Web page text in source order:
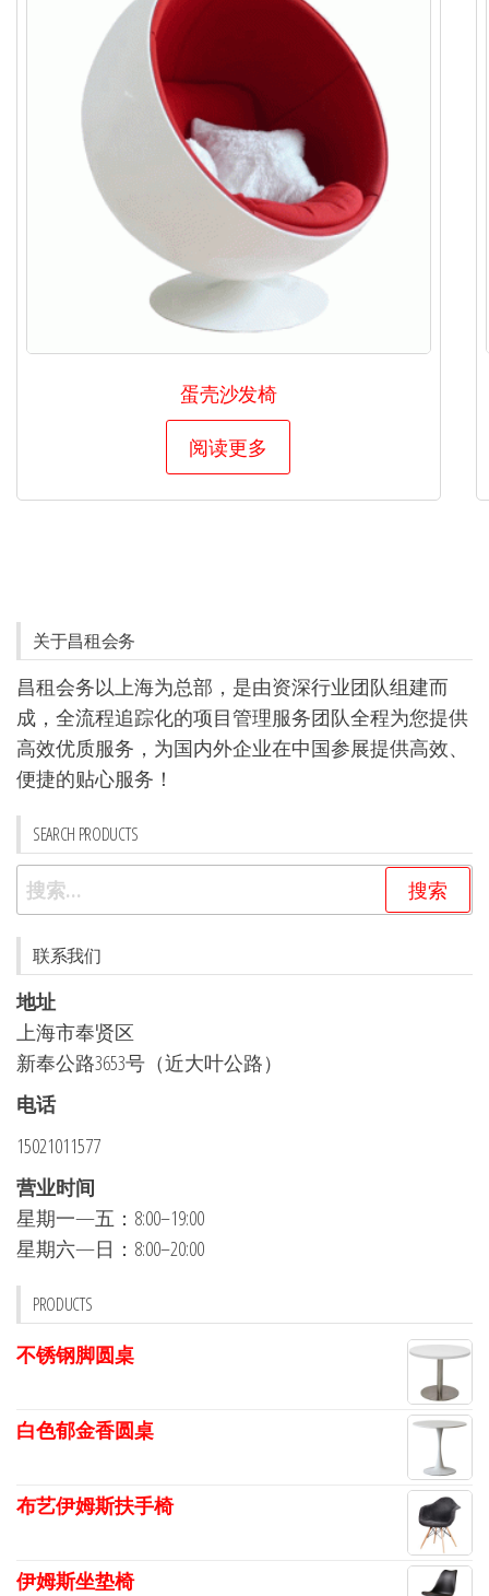
蛋壳沙发椅
阅读更多
关于昌租会务
昌租会务以上海为总部，是由资深行业团队组建而
成，全流程追踪化的项目管理服务团队全程为您提供
高效优质服务，为国内外企业在中国参展提供高效、
便捷的贴心服务！
SEARCH PRODUCTS
搜
索：
联系我们
地址
上海市奉贤区
新奉公路3653号（近大叶公路）
电话
15021011577
营业时间
星期一—五：8:00–19:00
星期六—日：8:00–20:00
PRODUCTS
不锈钢脚圆桌
白色郁金香圆桌
布艺伊姆斯扶手椅
伊姆斯坐垫椅